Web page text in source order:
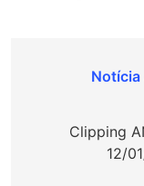
Post
Clipping
12/